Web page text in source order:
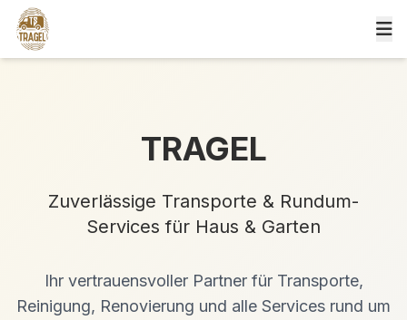
TRAGEL
Zuverlässige Transporte & Rundum-
Services für Haus & Garten
Ihr vertrauensvoller Partner für Transporte,
Reinigung, Renovierung und alle Services rund um